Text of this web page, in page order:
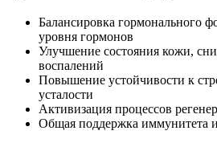
Балансировка гормонального
уровня гормонов
Улучшение состояния кожи,
воспалений
Повышение устойчивости к
усталости
Активизация процессов
Общая поддержка иммунитета